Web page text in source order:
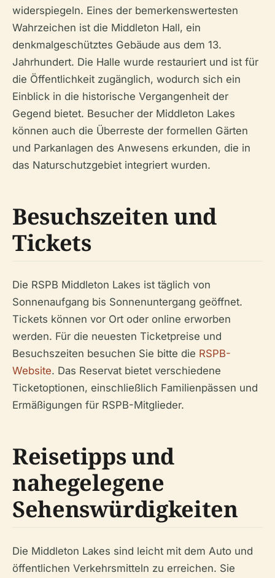
widerspiegeln. Eines der bemerkenswertesten
Wahrzeichen ist die Middleton Hall, ein
denkmalgeschütztes Gebäude aus dem 13.
Jahrhundert. Die Halle wurde restauriert und ist für
die Öffentlichkeit zugänglich, wodurch sich ein
Einblick in die historische Vergangenheit der
Gegend bietet. Besucher der Middleton Lakes
können auch die Überreste der formellen Gärten
und Parkanlagen des Anwesens erkunden, die in
das Naturschutzgebiet integriert wurden.
Besuchszeiten und
Tickets
Die RSPB Middleton Lakes ist täglich von
Sonnenaufgang bis Sonnenuntergang geöffnet.
Tickets können vor Ort oder online erworben
werden. Für die neuesten Ticketpreise und
Besuchszeiten besuchen Sie bitte die RSPB-
Website. Das Reservat bietet verschiedene
Ticketoptionen, einschließlich Familienpässen und
Ermäßigungen für RSPB-Mitglieder.
Reisetipps und
nahegelegene
Sehenswürdigkeiten
Die Middleton Lakes sind leicht mit dem Auto und
öffentlichen Verkehrsmitteln zu erreichen. Sie